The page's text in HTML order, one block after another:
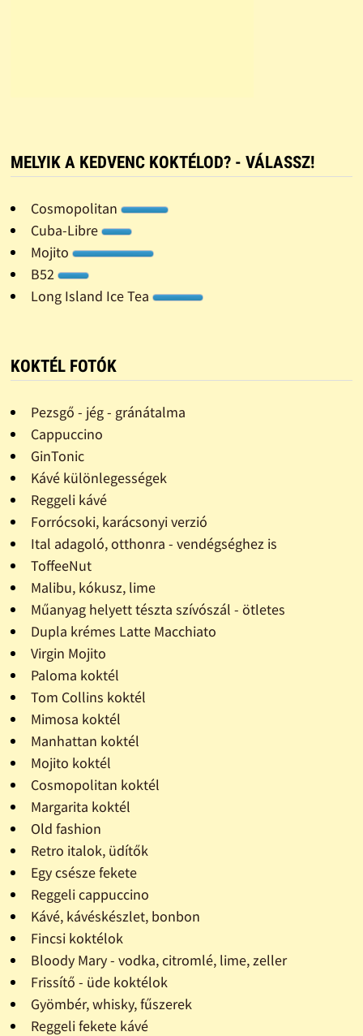
MELYIK A KEDVENC KOKTÉLOD? - VÁLASSZ!
Cosmopolitan
Cuba-Libre
Mojito
B52
Long Island Ice Tea
KOKTÉL FOTÓK
Pezsgő - jég - gránátalma
Cappuccino
GinTonic
Kávé különlegességek
Reggeli kávé
Forrócsoki, karácsonyi verzió
Ital adagoló, otthonra - vendégséghez is
ToffeeNut
Malibu, kókusz, lime
Műanyag helyett tészta szívószál - ötletes
Dupla krémes Latte Macchiato
Virgin Mojito
Paloma koktél
Tom Collins koktél
Mimosa koktél
Manhattan koktél
Mojito koktél
Cosmopolitan koktél
Margarita koktél
Old fashion
Retro italok, üdítők
Egy csésze fekete
Reggeli cappuccino
Kávé, kávéskészlet, bonbon
Fincsi koktélok
Bloody Mary - vodka, citromlé, lime, zeller
Frissítő - üde koktélok
Gyömbér, whisky, fűszerek
Reggeli fekete kávé